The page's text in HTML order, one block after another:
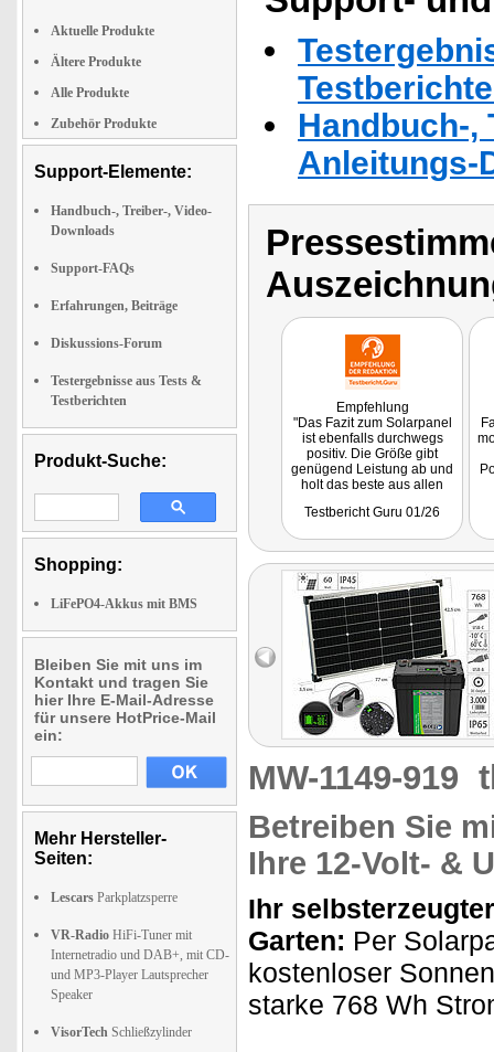
Aktuelle Produkte
Ältere Produkte
Alle Produkte
Zubehör Produkte
Support-Elemente:
Handbuch-, Treiber-, Video-
Downloads
Support-FAQs
Erfahrungen, Beiträge
Diskussions-Forum
Testergebnisse aus Tests &
Testberichten
Produkt-Suche:
Shopping:
LiFePO4-Akkus mit BMS
Bleiben Sie mit uns im
Kontakt und tragen Sie
hier Ihre E-Mail-Adresse
für unsere HotPrice-Mail
ein:
Mehr Hersteller-
Seiten:
Lescars Parkplatzsperre
VR-Radio HiFi-Tuner mit
Internetradio und DAB+, mit CD-
und MP3-Player Lautsprecher
Speaker
VisorTech Schließzylinder
Handbuch-,
Anleitungs-
Empfehlung
"Das Fazit zum Solarpanel
ist ebenfalls durchwegs
positiv. Die Größe gibt
genügend Leistung ab und
holt das beste aus allen
wird das revolt Solarmodul
das System mit der
versprochenen Leistung."
Getestet wurde ZX-3236 /
MW-1024.
Testbericht Guru 01/26
MW-1149-919
Betreiben Sie
Ihre 12-Volt- &
Ihr
Garten: Per
kostenloser
starke 768 Wh